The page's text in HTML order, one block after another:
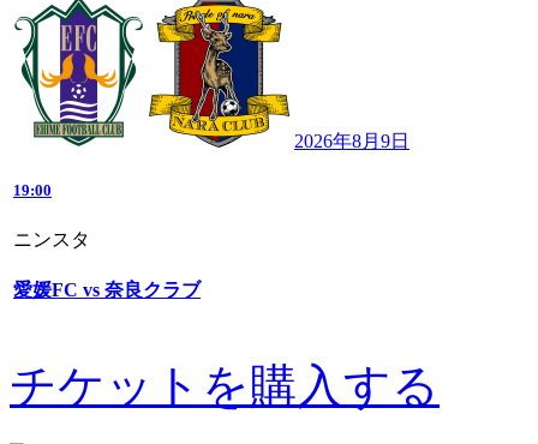
2026年8月9日
19:00
ニンスタ
愛媛FC vs 奈良クラブ
チケットを購入する